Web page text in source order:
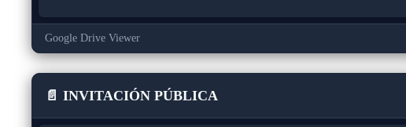
Google Drive Viewer
📄 INVITACIÓN PÚBLICA